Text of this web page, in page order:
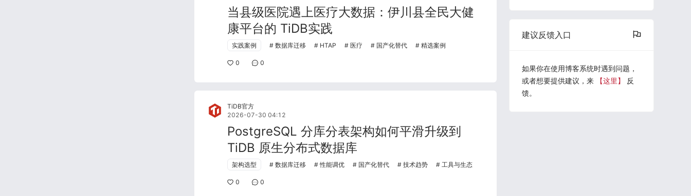
当县级医院遇上医疗大数据：伊川县全民大健
康平台的 TiDB实践
实践案例 数据库迁移 HTAP 医疗 国产化替代 精选案例
0 0
TiDB官方
2026-07-30 04:12
PostgreSQL 分库分表架构如何平滑升级到
TiDB 原生分布式数据库
架构选型 数据库迁移 性能调优 国产化替代 技术趋势 工具与生态
0 0
建议反馈入口
如果你在使用博客系统时遇到问题，
或者想要提供建议，来
【这里】
反
馈。